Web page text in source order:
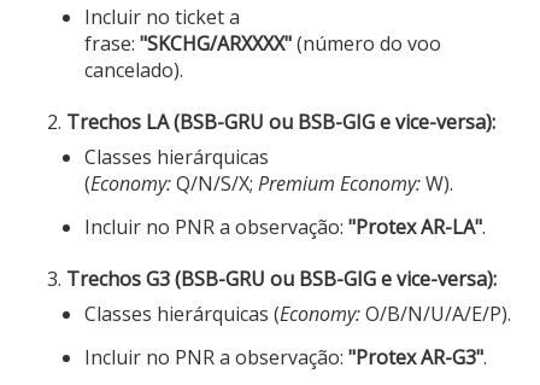
Incluir no ticket a
frase: "SKCHG/ARXXXX"(número do voo
cancelado).
Trechos LA (BSB-GRU ou BSB-GIG e vice-versa):
Classes hierárquicas
(Economy:Q/N/S/X; Premium Economy:W).
Incluir no PNR a observação: "Protex AR-LA".
Trechos G3 (BSB-GRU ou BSB-GIG e vice-versa):
Classes hierárquicas (Economy:O/B/N/U/A/E/P).
Incluir no PNR a observação: "Protex AR-G3".